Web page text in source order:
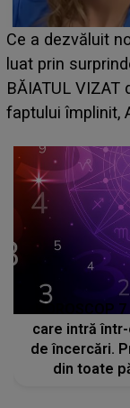
Ce a dezvăluit
luat prin
BĂIATUL VIZAT
faptului împlinit,
HOROSCOP
care intră
de încercări.
din toate